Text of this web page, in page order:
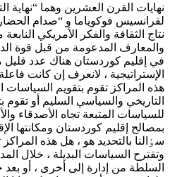
نهايات القرن العشرين وهما “نهاية
لفرانسيس فوكوياما و “صدام
نتاج الثقافة والفكر الأمريكي
والمعارف المدعومة من قبل قوة
في إقليم كوردستان هناك عدد
الإستراتيجية ، لانعرف إن كانت
هذه المراكز تقوم بتقويم السياسات
التاريخي والسياسي السليم أو تقوم
للسياسات المتبعة تجاه الأصدقاء
بمصالح إقليم كوردستان ومكانتها
سٶالنا بالتحديد هو ، هل هذه
وتقترح السياسات البديلة ، خلال
السلطة من إدارة إلى أخرى ، أو